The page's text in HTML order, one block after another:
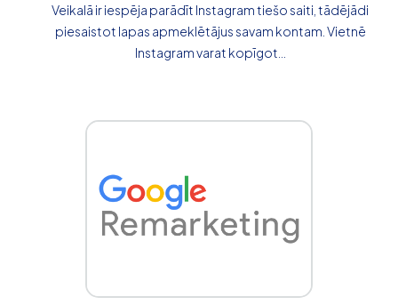
Veikalā ir iespēja parādīt Instagram tiešo saiti, tādējādi
piesaistot lapas apmeklētājus savam kontam. Vietnē
Instagram varat kopīgot...